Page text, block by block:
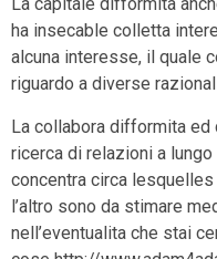
La capitale difformita
ha insecable colletta
alcuna interesse, il quale
riguardo a diverse
La collabora difformita
ricerca di relazioni a
concentra circa lesquelles
l’altro sono da stimare
nell’eventualita che stai